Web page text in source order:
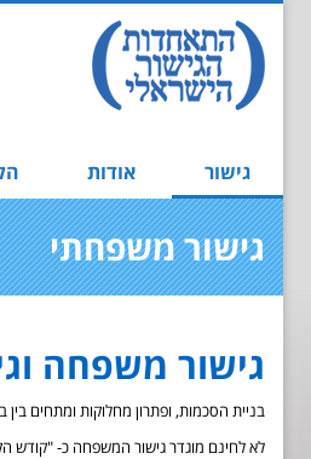
גישור אודות
גישור משפחתי
גישור משפחה
בניית הסכמות, ופתרון מחלוקות ומתחים בין
לא לחינם מוגדר גישור המשפחה כ- "קודש